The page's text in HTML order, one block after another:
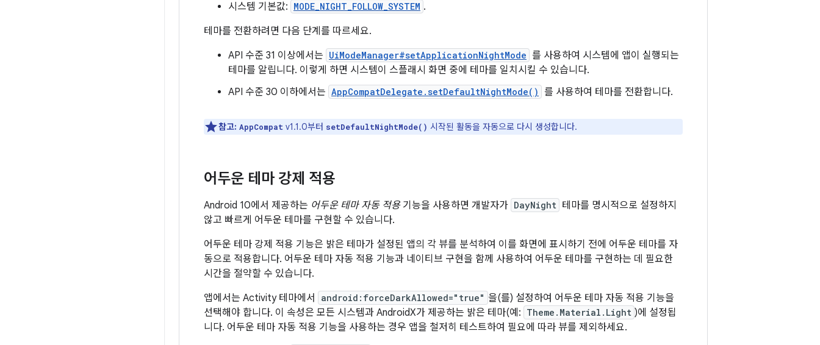
시스템 기본값: MODE_NIGHT_FOLLOW_SYSTEM .
테마를 전환하려면 다음 단계를 따르세요.
API 수준 31 이상에서는 UiModeManager#setApplicationNightMode 를 사용하여 시스템에 앱이 실행되는
테마를 알립니다. 이렇게 하면 시스템이 스플래시 화면 중에 테마를 일치시킬 수 있습니다.
API 수준 30 이하에서는 AppCompatDelegate.setDefaultNightMode() 를 사용하여 테마를 전환합니다.
참고: AppCompat v1.1.0부터 setDefaultNightMode() 시작된 활동을 자동으로 다시 생성합니다.
어두운 테마 강제 적용
Android 10에서 제공하는 어두운 테마 자동 적용기능을 사용하면 개발자가 DayNight 테마를 명시적으로 설정하지
않고 빠르게 어두운 테마를 구현할 수 있습니다.
어두운 테마 강제 적용 기능은 밝은 테마가 설정된 앱의 각 뷰를 분석하여 이를 화면에 표시하기 전에 어두운 테마를 자
동으로 적용합니다. 어두운 테마 자동 적용 기능과 네이티브 구현을 함께 사용하여 어두운 테마를 구현하는 데 필요한
시간을 절약할 수 있습니다.
앱에서는 Activity 테마에서
android:forceDarkAllowed="true" 을(를) 설정하여 어두운 테마 자동 적용 기능을
선택해야 합니다. 이 속성은 모든 시스템과 AndroidX가 제공하는 밝은 테마(예: Theme.Material.Light )에 설정됩
니다. 어두운 테마 자동 적용 기능을 사용하는 경우 앱을 철저히 테스트하여 필요에 따라 뷰를 제외하세요.